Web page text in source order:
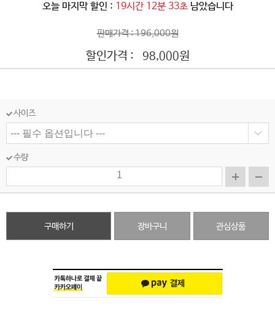
오늘 마지막 할인 : 19시간 12분 30초 남았습니다
판매가격 : 196,000원
할인가격 : 98,000원
사이즈
수량
구매하기 장바구니 관심상품